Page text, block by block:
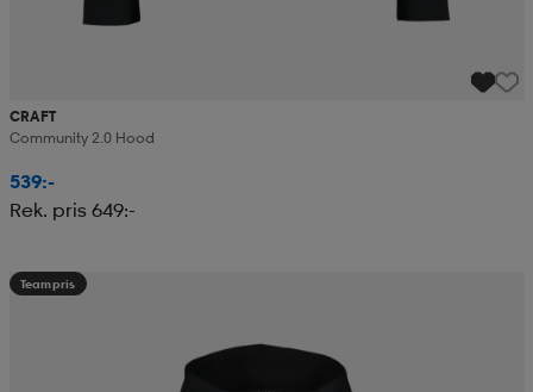
CRAFT
Community 2.0 Hood
539:-
Rek. pris 649:-
Teampris